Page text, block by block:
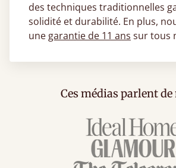
des techniques traditionnelles
solidité et durabilité. En plus,
une garantie de 11 ans sur tous
Ces médias parlent de